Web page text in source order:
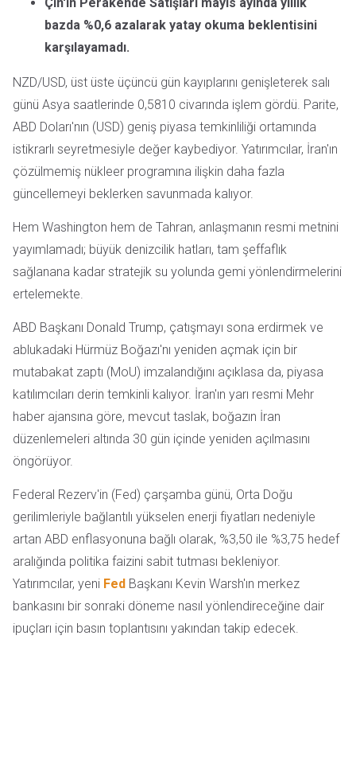
bazda %0,6 azalarak yatay okuma beklentisini
karşılayamadı.
NZD/USD, üst üste üçüncü gün kayıplarını genişleterek salı
günü Asya saatlerinde 0,5810 civarında işlem gördü. Parite,
ABD Doları'nın (USD) geniş piyasa temkinliliği ortamında
istikrarlı seyretmesiyle değer kaybediyor. Yatırımcılar, İran'ın
çözülmemiş nükleer programına ilişkin daha fazla
güncellemeyi beklerken savunmada kalıyor.
Hem Washington hem de Tahran, anlaşmanın resmi metnini
yayımlamadı; büyük denizcilik hatları, tam şeffaflık
sağlanana kadar stratejik su yolunda gemi yönlendirmelerini
ertelemekte.
ABD Başkanı Donald Trump, çatışmayı sona erdirmek ve
ablukadaki Hürmüz Boğazı'nı yeniden açmak için bir
mutabakat zaptı (MoU) imzalandığını açıklasa da, piyasa
katılımcıları derin temkinli kalıyor. İran'ın yarı resmi Mehr
haber ajansına göre, mevcut taslak, boğazın İran
düzenlemeleri altında 30 gün içinde yeniden açılmasını
öngörüyor.
Federal Rezerv'in (Fed) çarşamba günü, Orta Doğu
gerilimleriyle bağlantılı yükselen enerji fiyatları nedeniyle
artan ABD enflasyonuna bağlı olarak, %3,50 ile %3,75 hedef
aralığında politika faizini sabit tutması bekleniyor.
Yatırımcılar, yeni Fed Başkanı Kevin Warsh'ın merkez
bankasını bir sonraki döneme nasıl yönlendireceğine dair
ipuçları için basın toplantısını yakından takip edecek.